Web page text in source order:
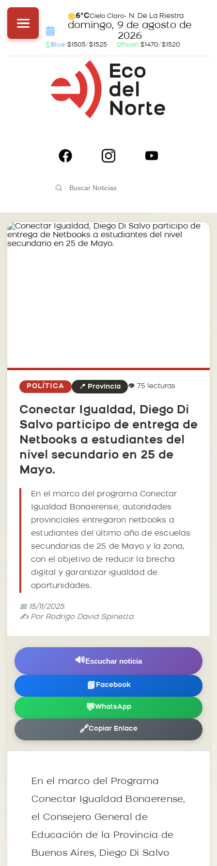
6°CCielo Claro- N. De La Riestra
domingo, 9 de agosto de
2026
Blue:$1505/$1525 Oficial:$1470/$1520
POLÍTICA 📍 Provincia 👁️ 75 lecturas
Conectar Igualdad, Diego Di
Salvo participo de entrega de
Netbooks a estudiantes del
nivel secundario en 25 de
Mayo.
En el marco del programa Conectar
Igualdad Bonaerense, autoridades
provinciales entregaron netbooks a
estudiantes del último año de escuelas
secundarias de 25 de Mayo y la zona,
con el objetivo de reducir la brecha
digital y garantizar igualdad de
oportunidades.
📅 15/11/2025
✍️ Por Rodrigo David Spinetta
🔊Escuchar noticia
📘 Facebook
💬WhatsApp
🔗Copiar Enlace
En el marco del Programa
Conectar Igualdad Bonaerense,
el Consejero General de
Educación de la Provincia de
Buenos Aires, Diego Di Salvo